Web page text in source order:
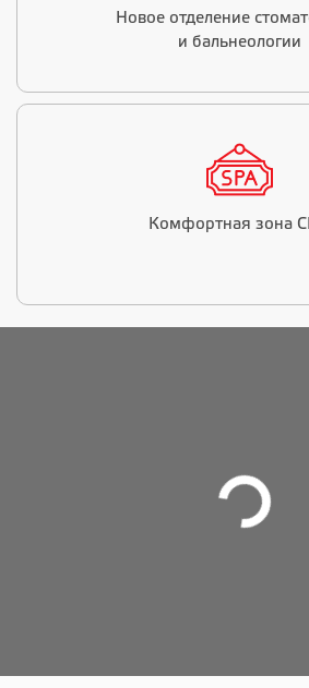
Новое отделение
и бальнеологии
Комфортная зона